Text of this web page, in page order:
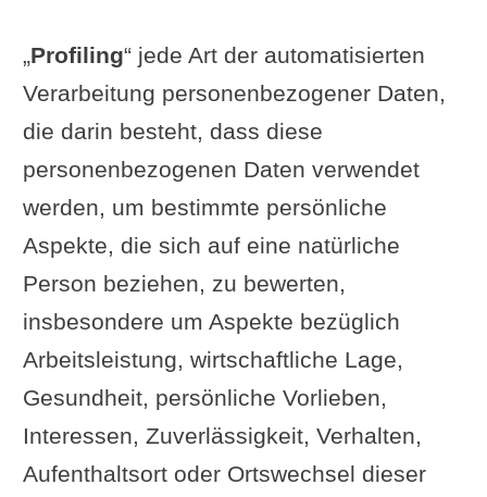
„Profiling“ jede Art der automatisierten
Verarbeitung personenbezogener Daten,
die darin besteht, dass diese
personenbezogenen Daten verwendet
werden, um bestimmte persönliche
Aspekte, die sich auf eine natürliche
Person beziehen, zu bewerten,
insbesondere um Aspekte bezüglich
Arbeitsleistung, wirtschaftliche Lage,
Gesundheit, persönliche Vorlieben,
Interessen, Zuverlässigkeit, Verhalten,
Aufenthaltsort oder Ortswechsel dieser